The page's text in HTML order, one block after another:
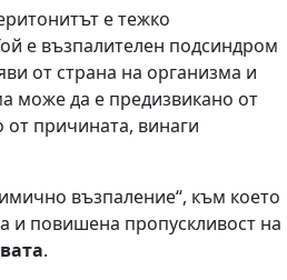
е тежко
е възпалителен подсиндром
от страна на организма и
може да е предизвикано от
причината, винаги
възпаление“, към което
и повишена пропускливост на
.